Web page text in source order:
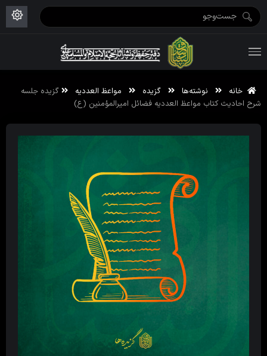
خانه نوشته‌ها گزیده مواعظ العددیه
گزیده جلسه
شرح احادیث کتاب مواعظ العددیه فضائل امیرالمؤمنین (ع)